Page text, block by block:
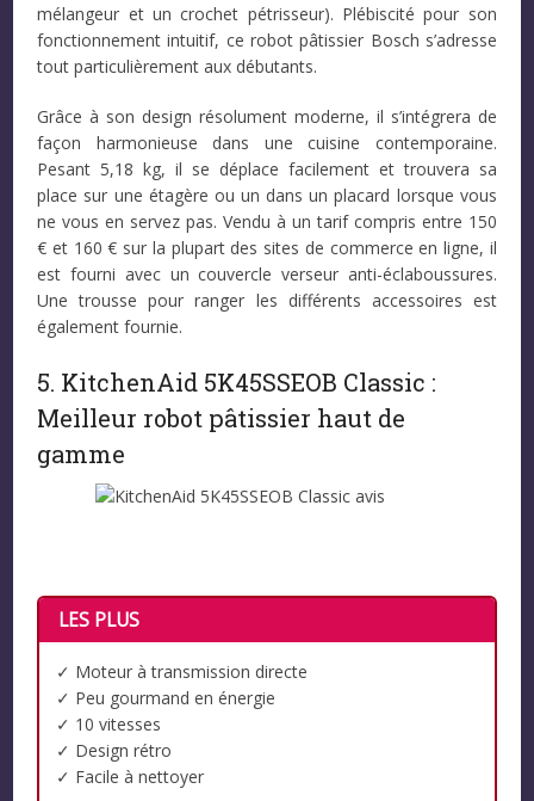
mélangeur et un crochet pétrisseur). Plébiscité pour son
fonctionnement intuitif, ce robot pâtissier Bosch s’adresse
tout particulièrement aux débutants.
Grâce à son design résolument moderne, il s’intégrera de
façon harmonieuse dans une cuisine contemporaine.
Pesant 5,18 kg, il se déplace facilement et trouvera sa
place sur une étagère ou un dans un placard lorsque vous
ne vous en servez pas. Vendu à un tarif compris entre 150
€ et 160 € sur la plupart des sites de commerce en ligne, il
est fourni avec un couvercle verseur anti-éclaboussures.
Une trousse pour ranger les différents accessoires est
également fournie.
5. KitchenAid 5K45SSEOB Classic :
Meilleur robot pâtissier haut de
gamme
LES PLUS
✓ Moteur à transmission directe
✓ Peu gourmand en énergie
✓ 10 vitesses
✓ Design rétro
✓ Facile à nettoyer